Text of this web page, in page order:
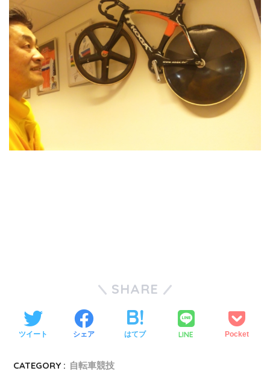
SHARE
ツイート シェア はてブ LINE Pocket
CATEGORY : 自転車競技